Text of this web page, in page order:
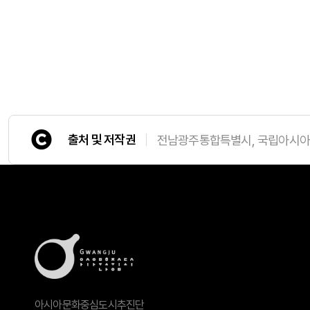
출처 및 저작권 전남광주통합특별시, 국립아시
아시아문화중심도시추진단